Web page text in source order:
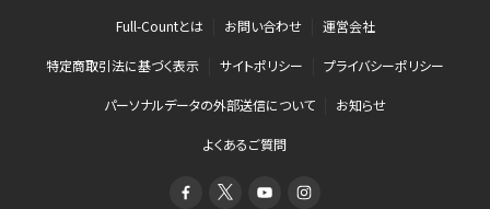
Full-Countとは お問い合わせ 運営会社
特定商取引法に基づく表示 サイトポリシー プライバシーポリシー
パーソナルデータの外部送信について お知らせ
よくあるご質問